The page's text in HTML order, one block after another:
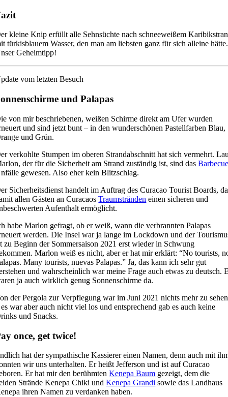
kleine Knip erfüllt alle Sehnsüchte nach schneeweißem
türkisblauem Wasser, den man am liebsten ganz für sich alleine hätte.
Geheimtipp!
vom letzten Besuch
und Palapas
von mir beschriebenen, weißen Schirme direkt am Ufer wurden
und sind jetzt bunt – in den wunderschönen Pastellfarben Blau,
und Grün.
verkohlte Stumpen im oberen Strandabschnitt hat sich vermehrt.
der für die Sicherheit am Strand zuständig ist, sind das
gewesen. Also eher kein Blitzschlag.
Sicherheitsdienst handelt im Auftrag des Curacao Tourist Boards,
allen Gästen an CuracaosTraumstränden einen sicheren und
Aufenthalt ermöglicht.
habe Marlon gefragt, ob er weiß, wann die verbrannten Palapas
werden. Die Insel war ja lange im Lockdown und der
zu Beginn der Sommersaison 2021 erst wieder in Schwung
Marlon weiß es nicht, aber er hat mir erklärt: “No tourists,
Many tourists, nuevas Palapas.” Ja, das kann ich sehr gut
und wahrscheinlich war meine Frage auch etwas zu deutsch.
ja auch wirklich genug Sonnenschirme da.
der Pergola zur Verpflegung war im Juni 2021 nichts mehr zu sehen
war aber auch nicht viel los und entsprechend gab es auch keine
und Snacks.
once, get twice!
hat der sympathische Kassierer einen Namen, denn auch mit
wir uns unterhalten. Er heißt Jefferson und ist auf Curacao
Er hat mir den berühmtenKenepa Baum gezeigt, dem die
Strände Kenepa Chiki undKenepa Grandi sowie das Landhaus
ihren Namen zu verdanken haben.